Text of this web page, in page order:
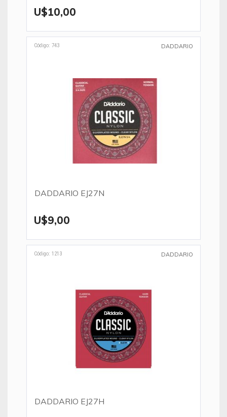
U$10,00
Código: 743 DADDARIO
DADDARIO EJ27N
U$9,00
Código: 1213 DADDARIO
DADDARIO EJ27H